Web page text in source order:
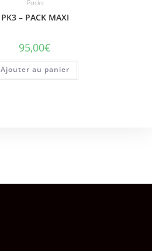
Packs
PK3 – PACK MAXI
95,00€
Ajouter au panier